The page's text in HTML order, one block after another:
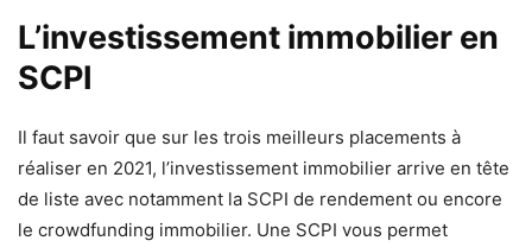
L’investissement immobilier en
SCPI
Il faut savoir que sur les trois meilleurs placements à
réaliser en 2021, l’investissement immobilier arrive en tête
de liste avec notamment la SCPI de rendement ou encore
le crowdfunding immobilier. Une SCPI vous permet